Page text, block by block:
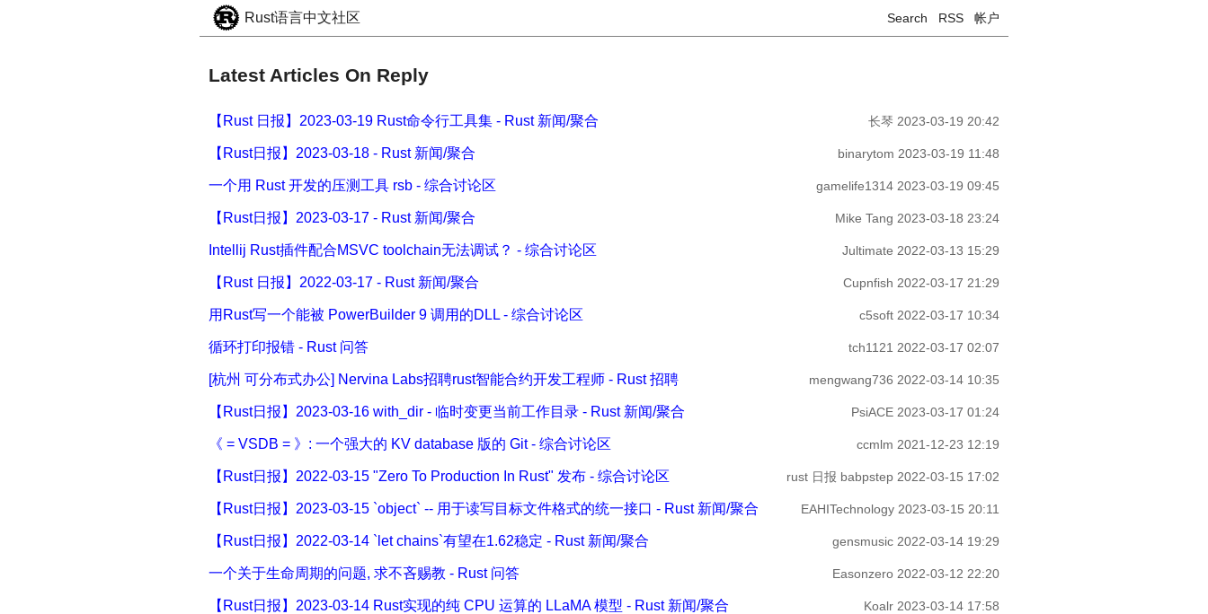
Rust语言中文社区 Search RSS 帐户
Latest Articles On Reply
【Rust 日报】2023-03-19 Rust命令行工具集 - Rust 新闻/聚合 长琴 2023-03-19 20:42
【Rust日报】2023-03-18 - Rust 新闻/聚合 binarytom 2023-03-19 11:48
一个用 Rust 开发的压测工具 rsb - 综合讨论区 gamelife1314 2023-03-19 09:45
【Rust日报】2023-03-17 - Rust 新闻/聚合 Mike Tang 2023-03-18 23:24
Intellij Rust插件配合MSVC toolchain无法调试？ - 综合讨论区 Jultimate 2022-03-13 15:29
【Rust 日报】2022-03-17 - Rust 新闻/聚合 Cupnfish 2022-03-17 21:29
用Rust写一个能被 PowerBuilder 9 调用的DLL - 综合讨论区 c5soft 2022-03-17 10:34
循环打印报错 - Rust 问答 tch1121 2022-03-17 02:07
[杭州 可分布式办公] Nervina Labs招聘rust智能合约开发工程师 - Rust 招聘 mengwang736 2022-03-14 10:35
【Rust日报】2023-03-16 with_dir - 临时变更当前工作目录 - Rust 新闻/聚合 PsiACE 2023-03-17 01:24
《 = VSDB = 》: 一个强大的 KV database 版的 Git - 综合讨论区 ccmlm 2021-12-23 12:19
【Rust日报】2022-03-15 "Zero To Production In Rust" 发布 - 综合讨论区 rust 日报 babpstep 2022-03-15 17:02
【Rust日报】2023-03-15 `object` -- 用于读写目标文件格式的统一接口 - Rust 新闻/聚合 EAHITechnology 2023-03-15 20:11
【Rust日报】2022-03-14 `let chains`有望在1.62稳定 - Rust 新闻/聚合 gensmusic 2022-03-14 19:29
一个关于生命周期的问题, 求不吝赐教 - Rust 问答 Easonzero 2022-03-12 22:20
【Rust日报】2023-03-14 Rust实现的纯 CPU 运算的 LLaMA 模型 - Rust 新闻/聚合 Koalr 2023-03-14 17:58